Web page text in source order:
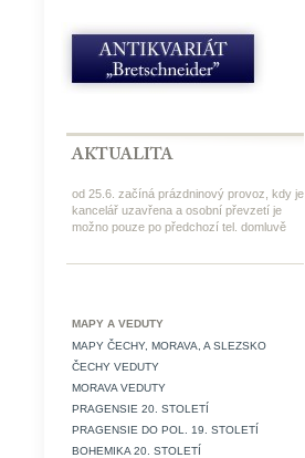
od 25.6. začíná prázdninový provoz, kdy je
kancelář uzavřena a osobní převzetí je
možno pouze po předchozí tel. domluvě
MAPY A VEDUTY
MAPY ČECHY, MORAVA, A SLEZSKO
ČECHY VEDUTY
MORAVA VEDUTY
PRAGENSIE 20. STOLETÍ
PRAGENSIE DO POL. 19. STOLETÍ
BOHEMIKA 20. STOLETÍ